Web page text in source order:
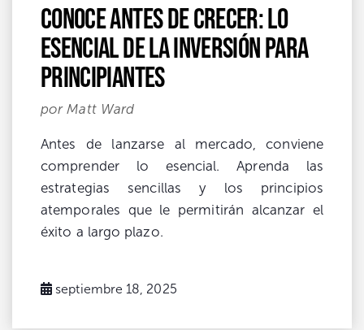
Conoce antes de crecer: Lo
esencial de la inversión para
principiantes
por Matt Ward
Antes de lanzarse al mercado, conviene
comprender lo esencial. Aprenda las
estrategias sencillas y los principios
atemporales que le permitirán alcanzar el
éxito a largo plazo.
septiembre 18, 2025